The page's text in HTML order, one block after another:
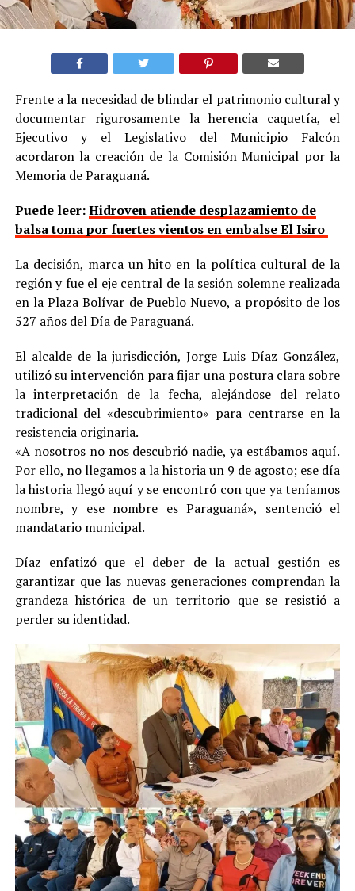
Frente a la necesidad de blindar el patrimonio cultural y
documentar rigurosamente la herencia caquetía, el
Ejecutivo y el Legislativo del Municipio Falcón
acordaron la creación de la Comisión Municipal por la
Memoria de Paraguaná.
Puede leer:Hidroven atiende desplazamiento de
balsa toma por fuertes vientos en embalse El Isiro
La decisión, marca un hito en la política cultural de la
región y fue el eje central de la sesión solemne realizada
en la Plaza Bolívar de Pueblo Nuevo, a propósito de los
527 años del Día de Paraguaná.
El alcalde de la jurisdicción, Jorge Luis Díaz González,
utilizó su intervención para fijar una postura clara sobre
la interpretación de la fecha, alejándose del relato
tradicional del «descubrimiento» para centrarse en la
resistencia originaria.
«A nosotros no nos descubrió nadie, ya estábamos aquí.
Por ello, no llegamos a la historia un 9 de agosto; ese día
la historia llegó aquí y se encontró con que ya teníamos
nombre, y ese nombre es Paraguaná», sentenció el
mandatario municipal.
Díaz enfatizó que el deber de la actual gestión es
garantizar que las nuevas generaciones comprendan la
grandeza histórica de un territorio que se resistió a
perder su identidad.